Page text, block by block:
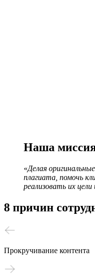
Наша
«Делая
плагиата, помочь
реализовать их
8 причин
Прокручивание контента